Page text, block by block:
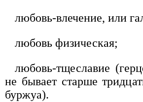
любовь-влечение, или
любовь физическая;
любовь-тщеславие
не бывает старше
буржуа).